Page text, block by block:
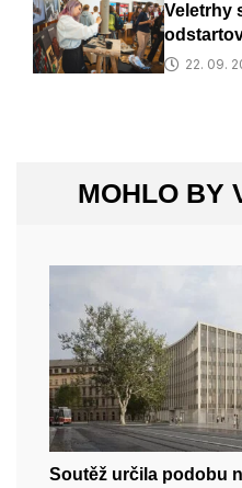
Veletrhy
22. 09.
MOHLO BY
Soutěž určila podobu